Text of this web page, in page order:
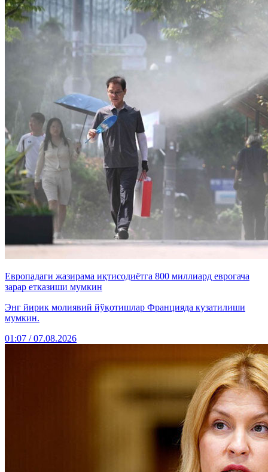
Европадаги жазирама иқтисодиётга 800 миллиард еврогача
зарар етказиши мумкин
Энг йирик молиявий йўқотишлар Францияда кузатилиши
мумкин.
01:07 / 07.08.2026